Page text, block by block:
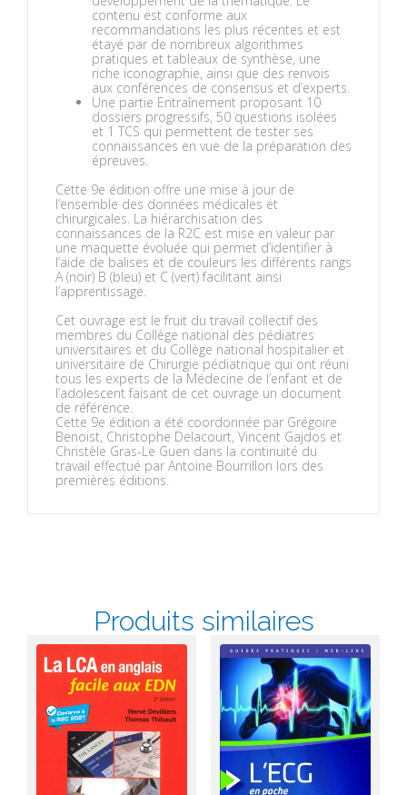
contenu est conforme aux
recommandations les plus récentes et est
étayé par de nombreux algorithmes
pratiques et tableaux de synthèse, une
riche iconographie, ainsi que des renvois
aux conférences de consensus et d’experts.
Une partie Entraînement proposant 10
dossiers progressifs, 50 questions isolées
et 1 TCS qui permettent de tester ses
connaissances en vue de la préparation des
épreuves.
Cette 9e édition offre une mise à jour de
l’ensemble des données médicales et
chirurgicales. La hiérarchisation des
connaissances de la R2C est mise en valeur par
une maquette évoluée qui permet d’identifier à
l’aide de balises et de couleurs les différents rangs
A (noir) B (bleu) et C (vert) facilitant ainsi
l’apprentissage.
Cet ouvrage est le fruit du travail collectif des
membres du Collège national des pédiatres
universitaires et du Collège national hospitalier et
universitaire de Chirurgie pédiatrique qui ont réuni
tous les experts de la Médecine de l’enfant et de
l’adolescent faisant de cet ouvrage un document
de référence.
Cette 9e édition a été coordonnée par Grégoire
Benoist, Christophe Delacourt, Vincent Gajdos et
Christèle Gras-Le Guen dans la continuité du
travail effectué par Antoine Bourrillon lors des
premières éditions.
Produits similaires